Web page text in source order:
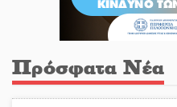
Πρόσφατα Νέα